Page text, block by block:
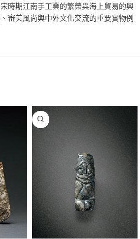
時期江南手工業的繁榮與海上貿易的興
審美風尚與中外文化交流的重要實物例